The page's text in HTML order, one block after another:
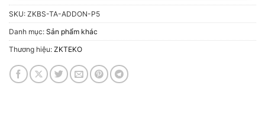
SKU: ZKBS-TA-ADDON-P5
Danh mục: Sản phẩm khác
Thương hiệu: ZKTEKO